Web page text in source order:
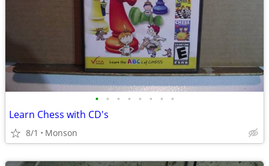
• • • • • • • •
Learn Chess with CD's
8/1 Monson